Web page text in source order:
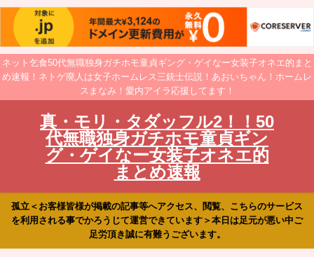
ネット乞食50代無職独身ガチホモ童貞ギング・ゲイなー女装子オネエ的まと
め速報！ネトゲ廃人は女子ホームレス三銃士伝説！あおいちゃん！ホームレ
スまなみ！愛内アイラ応援してます！
真・モリ・タダッフル2！！50
代無職独身ガチホモ童貞ギン
グ・ゲイなー女装子オネエ的
まとめ速報
孤立＜お客様皆様が掲載の記事等へアクセス、閲覧、こちらのサービス
を利用される事でかろうじて運営できています＞本日は足元が悪い中ご
足労頂き誠に有難うございます。